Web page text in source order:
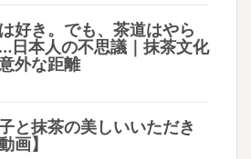
好き。でも、茶道はやら
日本人の不思議｜抹茶文化
外な距離
と抹茶の美しいいただき
画】